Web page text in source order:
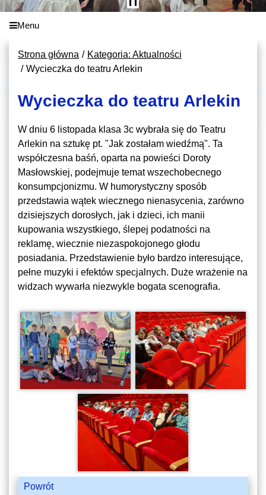
Menu
Strona główna
Kategoria: Aktualności
Wycieczka do teatru Arlekin
Wycieczka do teatru Arlekin
W dniu 6 listopada klasa 3c wybrała się do Teatru
Arlekin na sztukę pt. "Jak zostałam wiedźmą". Ta
współczesna baśń, oparta na powieści Doroty
Masłowskiej, podejmuje temat wszechobecnego
konsumpcjonizmu. W humorystyczny sposób
przedstawia wątek wiecznego nienasycenia, zarówno
dzisiejszych dorosłych, jak i dzieci, ich manii
kupowania wszystkiego, ślepej podatności na
reklamę, wiecznie niezaspokojonego głodu
posiadania. Przedstawienie było bardzo interesujące,
pełne muzyki i efektów specjalnych. Duże wrażenie na
widzach wywarła niezwykle bogata scenografia.
Powrót